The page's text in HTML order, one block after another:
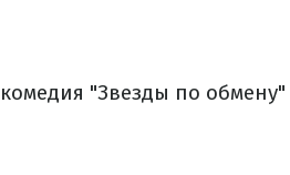
"Звезды по